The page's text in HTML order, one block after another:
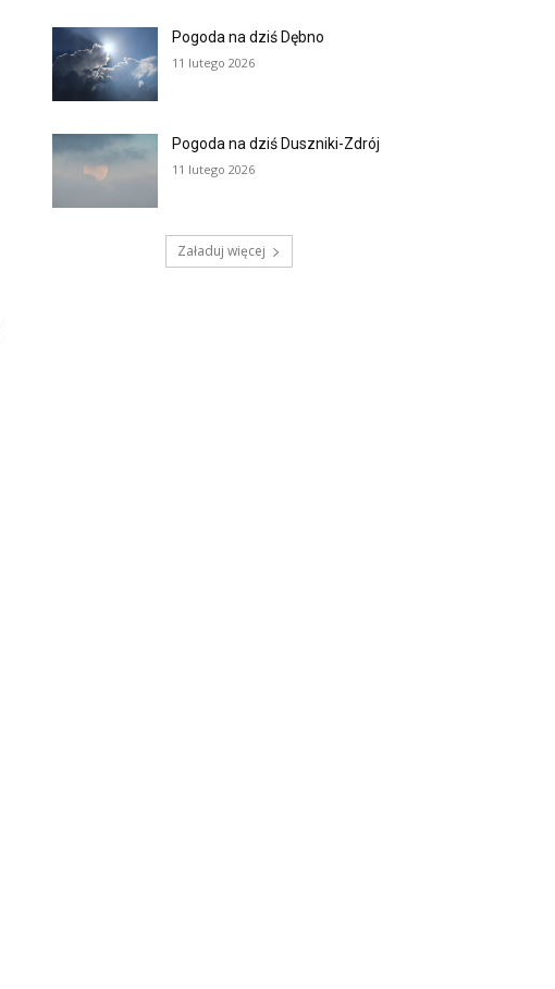
Pogoda na dziś Dębno
11 lutego 2026
Pogoda na dziś Duszniki-Zdrój
11 lutego 2026
Załaduj więcej